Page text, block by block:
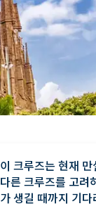
이 크루즈는 현재
다른 크루즈를 고려
가 생길 때까지 기다